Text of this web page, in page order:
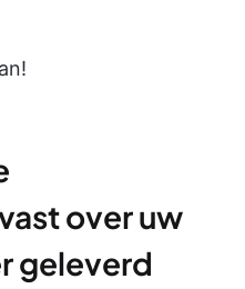
over uw
geleverd